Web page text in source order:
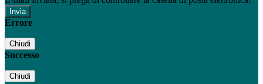
Errore
Chiudi
Successo
Chiudi